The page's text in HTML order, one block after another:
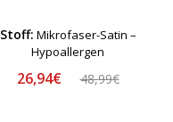
Stoff: Mikrofaser-Satin –
Hypoallergen
26,94€ 48,99€